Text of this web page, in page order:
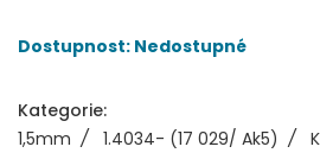
Dostupnost: Nedostupné
Kategorie:
1,5mm / 1.4034- (17 029/ Ak5) /